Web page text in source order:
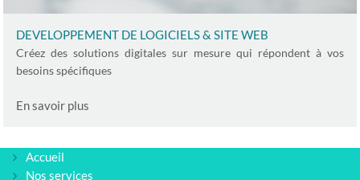
DEVELOPPEMENT DE LOGICIELS & SITE WEB
Créez des solutions digitales sur mesure qui répondent à vos
besoins spécifiques
En savoir plus
Accueil
Nos services